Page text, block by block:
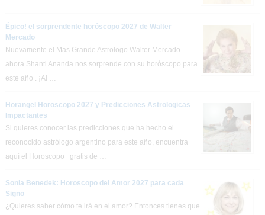
Épico! el sorprendente horóscopo 2027 de Walter
Mercado
Nuevamente el Mas Grande Astrologo Walter Mercado
ahora Shanti Ananda nos sorprende con su horóscopo para
este año . ¡Al …
Horangel Horoscopo 2027 y Predicciones Astrologicas
Impactantes
Si quieres conocer las predicciones que ha hecho el
reconocido astrólogo argentino para este año, encuentra
aquí el Horoscopo gratis de …
Sonia Benedek: Horoscopo del Amor 2027 para cada
Signo
¿Quieres saber cómo te irá en el amor? Entonces tienes que